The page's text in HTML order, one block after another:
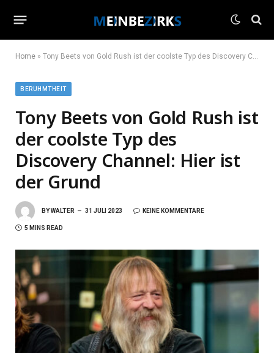
Home » Tony Beets von Gold Rush ist der coolste Typ des Discovery Channel: Hier ist der Grund
BERUHMTHEIT
Tony Beets von Gold Rush ist
der coolste Typ des
Discovery Channel: Hier ist
der Grund
BYWALTER 31 JULI 2023 KEINE KOMMENTARE
5 MINS READ